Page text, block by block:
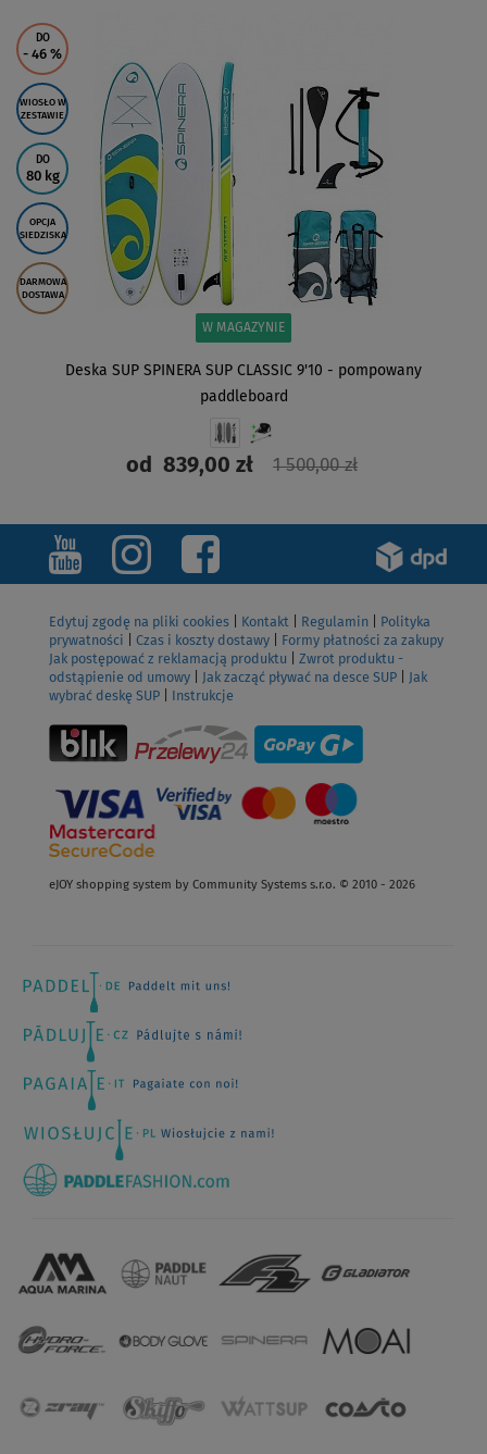
DO
- 46 %
WIOSŁO W
ZESTAWIE
DO
80 kg
OPCJA
SIEDZISKA
DARMOWA
DOSTAWA
W MAGAZYNIE
Deska SUP SPINERA SUP CLASSIC 9'10 - pompowany
paddleboard
od 839,00 zł 1 500,00 zł
ZOBACZ
Edytuj zgodę na pliki cookies Kontakt Regulamin
Polityka
prywatności
Czas i koszty dostawy
Formy płatności za zakupy
Jak postępować z reklamacją produktu
Zwrot produktu -
odstąpienie od umowy
Jak zacząć pływać na desce SUP
Jak
wybrać deskę SUP
Instrukcje
eJOY shopping system by Community Systems s.r.o. © 2010 - 2026